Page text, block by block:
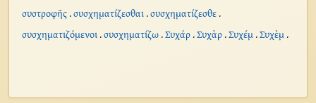
συστροφῆς.συσχηματίζεσθαι.συσχηματίζεσθε.
συσχηματιζόμενοι.συσχηματίζω.Συχάρ.Συχὰρ.Συχέμ.Συχὲμ.